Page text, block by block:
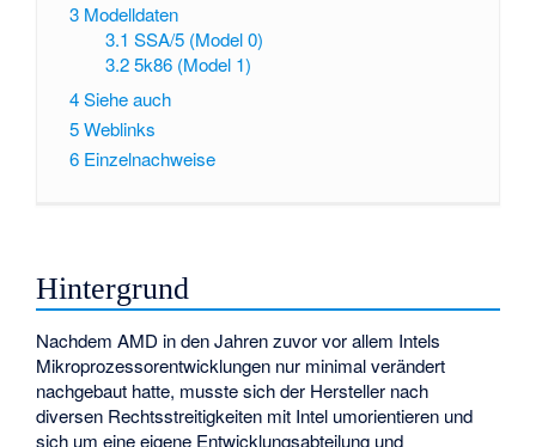
3 Modelldaten
3.1 SSA/5 (Model 0)
3.2 5k86 (Model 1)
4Siehe auch
5Weblinks
6 Einzelnachweise
Hintergrund
Nachdem AMD in den Jahren zuvor vor allem Intels
Mikroprozessorentwicklungen nur minimal verändert
nachgebaut hatte, musste sich der Hersteller nach
diversen Rechtsstreitigkeiten mit Intel umorientieren und
sich um eine eigene Entwicklungsabteilung und